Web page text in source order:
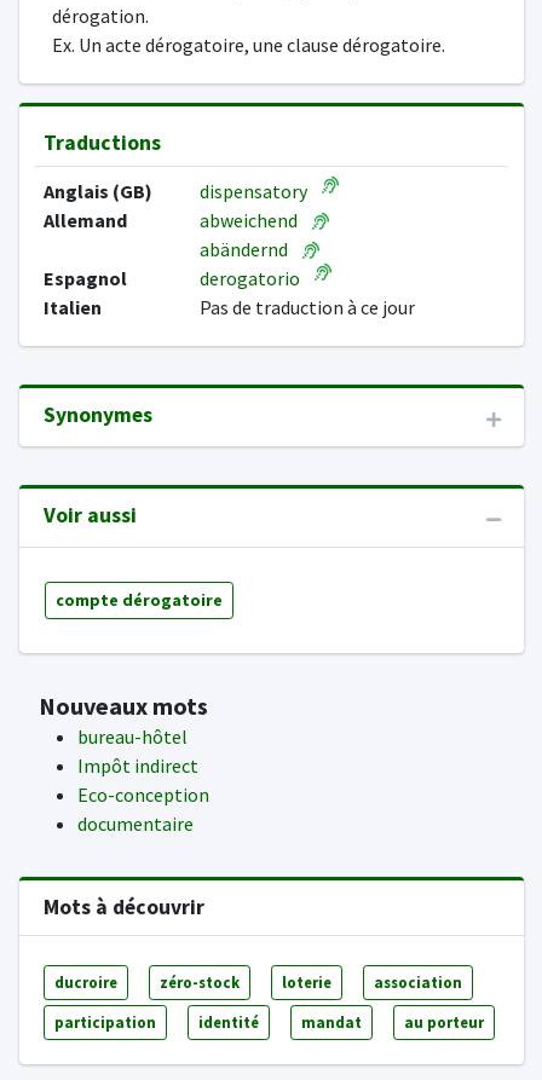
dérogation.
Ex. Un acte dérogatoire, une clause dérogatoire.
Traductions
Anglais (GB)
dispensatory
Allemand
abweichend
abändernd
Espagnol
derogatorio
Italien
Pas de traduction à ce jour
Synonymes
Voir aussi
compte dérogatoire
Nouveaux mots
bureau-hôtel
Impôt indirect
Eco-conception
documentaire
Mots à découvrir
ducroire zéro-stock loterie association
participation identité mandat au porteur